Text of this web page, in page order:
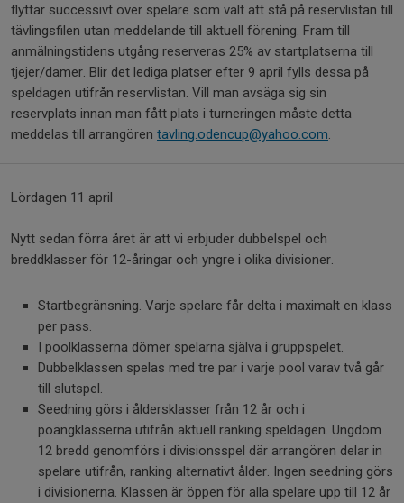
flyttar successivt över spelare som valt att stå på reservlistan till
tävlingsfilen utan meddelande till aktuell förening. Fram till
anmälningstidens utgång reserveras 25% av startplatserna till
tjejer/damer. Blir det lediga platser efter 9 april fylls dessa på
speldagen utifrån reservlistan. Vill man avsäga sig sin
reservplats innan man fått plats i turneringen måste detta
meddelas till arrangören tavling.odencup@yahoo.com
Lördagen 11 april
Nytt sedan förra året är att vi erbjuder dubbelspel och
breddklasser för 12-åringar och yngre i olika divisioner.
Startbegränsning. Varje spelare får delta i maximalt en klass
per pass.
I poolklasserna dömer spelarna själva i gruppspelet.
Dubbelklassen spelas med tre par i varje pool varav två går
till slutspel.
Seedning görs i åldersklasser från 12 år och i
poängklasserna utifrån aktuell ranking speldagen. Ungdom
12 bredd genomförs i divisionsspel där arrangören delar in
spelare utifrån, ranking alternativt ålder. Ingen seedning görs
i divisionerna. Klassen är öppen för alla spelare upp till 12 år